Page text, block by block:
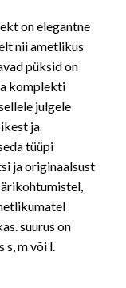
on elegantne
nii ametlikus
püksid on
komplekti
julgele
ja
tüüpi
ja originaalsust
suurus on
m või l.